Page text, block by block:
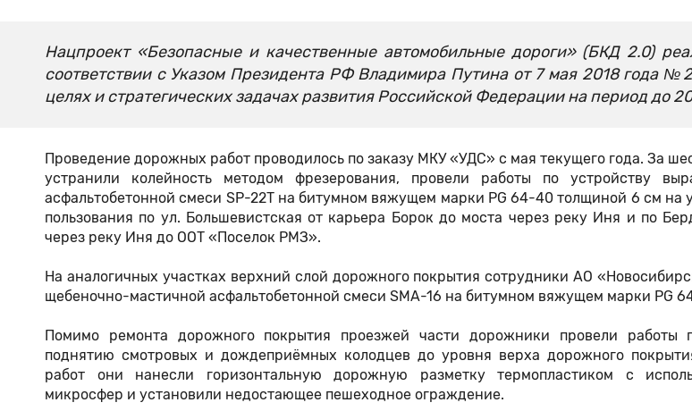
Нацпроект «Безопасные и качественные автомобильные дороги» (БКД 2.0)
соответствии с Указом Президента РФ Владимира Путина от 7 мая 2018 года
целях и стратегических задачах развития Российской Федерации на период до
Проведение дорожных работ проводилось по заказу МКУ «УДС» с мая текущего года. За
устранили колейность методом фрезерования, провели работы по устройству
асфальтобетонной смеси SP-22T на битумном вяжущем марки PG 64-40 толщиной 6 см на
пользования по ул. Большевистская от карьера Борок до моста через реку Иня и по
через реку Иня до ООТ «Поселок РМЗ».
На аналогичных участках верхний слой дорожного покрытия сотрудники АО
щебеночно-мастичной асфальтобетонной смеси SMA-16 на битумном вяжущем марки PG
Помимо ремонта дорожного покрытия проезжей части дорожники провели работы
поднятию смотровых и дождеприёмных колодцев до уровня верха дорожного
работ они нанесли горизонтальную дорожную разметку термопластиком с
микросфер и установили недостающее пешеходное ограждение.